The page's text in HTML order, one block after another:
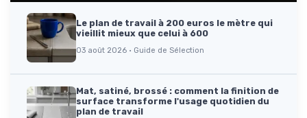
Le plan de travail à 200 euros le mètre qui
vieillit mieux que celui à 600
03 août 2026 · Guide de Sélection
Mat, satiné, brossé : comment la finition de
surface transforme l'usage quotidien du
plan de travail